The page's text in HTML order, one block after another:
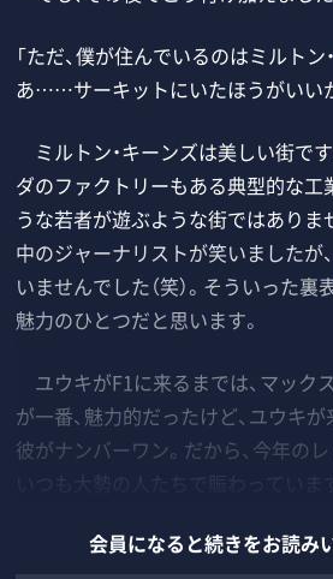
「ただ、僕が住んでいるのはミルト
あ……サーキットにいたほうがいい
ミルトン・キーンズは美しい街で
ダのファクトリーもある典型的な工
うな若者が遊ぶような街ではありま
中のジャーナリストが笑いましたが
いませんでした（笑）。そういった裏
魅力のひとつだと思います。
ユウキがF1に来るまでは、マックス
が一番、魅力的だったけど、ユウキ
彼がナンバーワン。だから、今年の
会員になると続きをお読み